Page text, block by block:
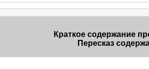
Краткое содержание
Пересказ